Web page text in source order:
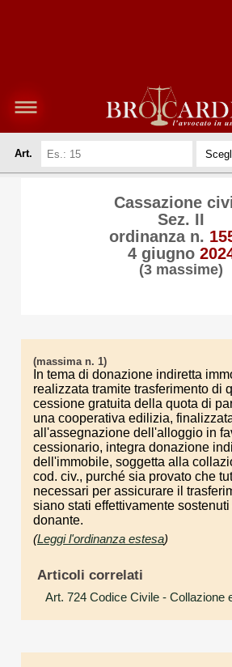
Art.
Cassazione
Sez. II
ordinanza n.
4 giugno
(3 massime)
(massima n. 1)
In tema di donazione indiretta
realizzata tramite trasferimento di
cessione gratuita della quota di
una cooperativa edilizia,
all'assegnazione dell'alloggio in
cessionario, integra donazione
dell'immobile, soggetta alla
cod. civ., purché sia provato che
necessari per assicurare il
siano stati effettivamente
donante.
(Leggi l'ordinanza estesa)
Articoli correlati
Art. 724 Codice Civile - Collazione